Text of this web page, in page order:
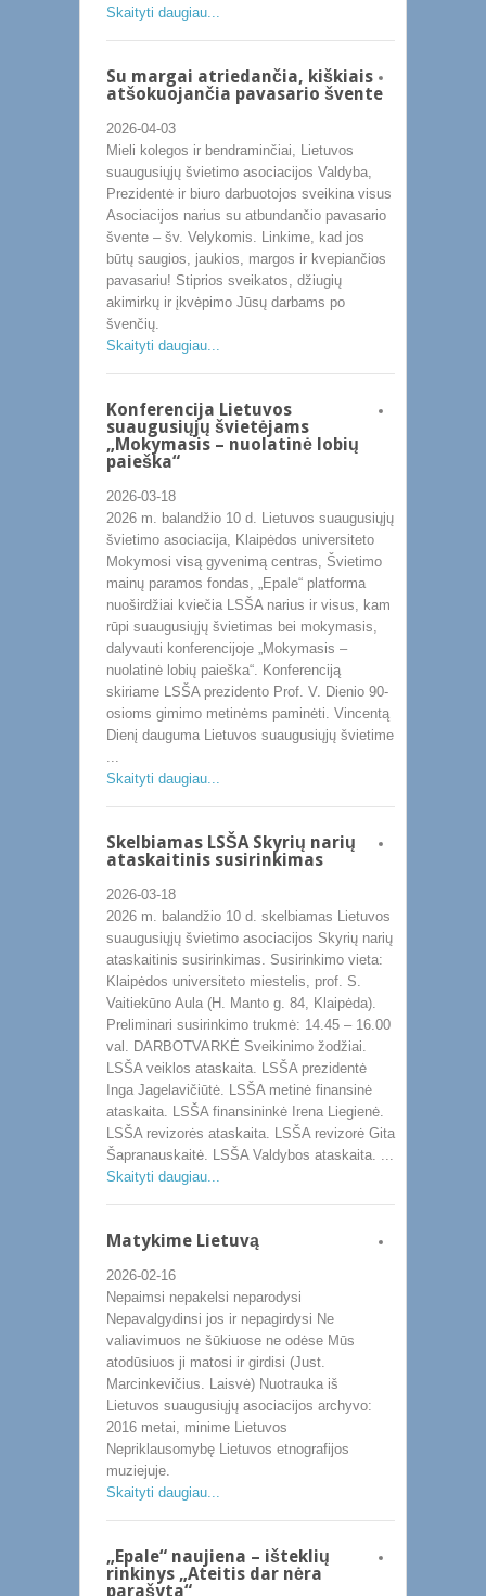
Skaityti daugiau...
Su margai atriedančia, kiškiais
atšokuojančia pavasario švente
2026-04-03
Mieli kolegos ir bendraminčiai, Lietuvos
suaugusiųjų švietimo asociacijos Valdyba,
Prezidentė ir biuro darbuotojos sveikina visus
Asociacijos narius su atbundančio pavasario
švente – šv. Velykomis. Linkime, kad jos
būtų saugios, jaukios, margos ir kvepiančios
pavasariu! Stiprios sveikatos, džiugių
akimirkų ir įkvėpimo Jūsų darbams po
švenčių.
Skaityti daugiau...
Konferencija Lietuvos
suaugusiųjų švietėjams
„Mokymasis – nuolatinė lobių
paieška“
2026-03-18
2026 m. balandžio 10 d. Lietuvos suaugusiųjų
švietimo asociacija, Klaipėdos universiteto
Mokymosi visą gyvenimą centras, Švietimo
mainų paramos fondas, „Epale“ platforma
nuoširdžiai kviečia LSŠA narius ir visus, kam
rūpi suaugusiųjų švietimas bei mokymasis,
dalyvauti konferencijoje „Mokymasis –
nuolatinė lobių paieška“. Konferenciją
skiriame LSŠA prezidento Prof. V. Dienio 90-
osioms gimimo metinėms paminėti. Vincentą
Dienį dauguma Lietuvos suaugusiųjų švietime
...
Skaityti daugiau...
Skelbiamas LSŠA Skyrių narių
ataskaitinis susirinkimas
2026-03-18
2026 m. balandžio 10 d. skelbiamas Lietuvos
suaugusiųjų švietimo asociacijos Skyrių narių
ataskaitinis susirinkimas. Susirinkimo vieta:
Klaipėdos universiteto miestelis, prof. S.
Vaitiekūno Aula (H. Manto g. 84, Klaipėda).
Preliminari susirinkimo trukmė: 14.45 – 16.00
val. DARBOTVARKĖ Sveikinimo žodžiai.
LSŠA veiklos ataskaita. LSŠA prezidentė
Inga Jagelavičiūtė. LSŠA metinė finansinė
ataskaita. LSŠA finansininkė Irena Liegienė.
LSŠA revizorės ataskaita. LSŠA revizorė Gita
Šapranauskaitė. LSŠA Valdybos ataskaita. ...
Skaityti daugiau...
Matykime Lietuvą
2026-02-16
Nepaimsi nepakelsi neparodysi
Nepavalgydinsi jos ir nepagirdysi Ne
valiavimuos ne šūkiuose ne odėse Mūs
atodūsiuos ji matosi ir girdisi (Just.
Marcinkevičius. Laisvė) Nuotrauka iš
Lietuvos suaugusiųjų asociacijos archyvo:
2016 metai, minime Lietuvos
Nepriklausomybę Lietuvos etnografijos
muziejuje.
Skaityti daugiau...
„Epale“ naujiena – išteklių
rinkinys „Ateitis dar nėra
parašyta“